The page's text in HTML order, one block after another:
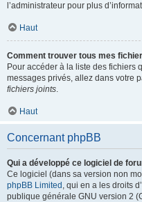
l’administrateur pour plus
Haut
Comment trouver tous mes
Pour accéder à la liste des fichiers
messages privés, allez dans votre
fichiers joints.
Haut
Concernant phpBB
Qui a développé ce logiciel de
Ce logiciel (dans sa version non
phpBB Limited , qui en a les droits
publique générale GNU version 2